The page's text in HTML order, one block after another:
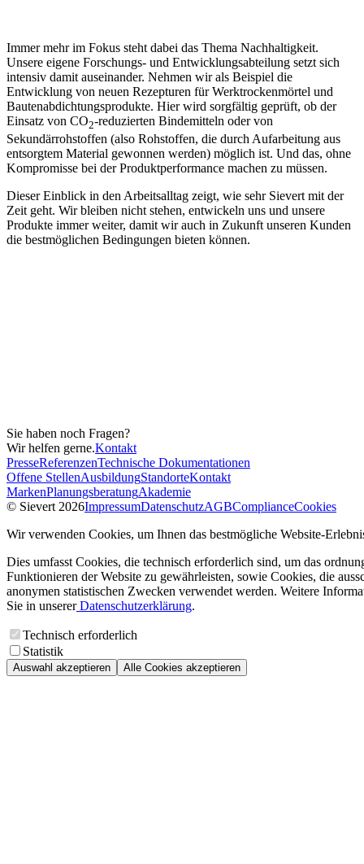
Immer mehr im Fokus steht dabei das Thema Nachhaltigkeit.
Unsere eigene Forschungs- und Entwicklungsabteilung setzt sich
intensiv damit auseinander. Nehmen wir als Beispiel die
Entwicklung von neuen Rezepturen für Werktrockenmörtel und
Bauten­abdichtungs­produkte. Hier wird sorgfältig geprüft, ob der
Einsatz von CO2-reduzierten Bindemitteln oder von
Sekundärrohstoffen (also Rohstoffen, die durch Aufarbeitung aus
entsorgtem Material gewonnen werden) möglich ist. Und das, ohne
Kompromisse bei der Produktperformance machen zu müssen.
Dieser Einblick in den Arbeitsalltag zeigt, wie sehr Sievert mit der
Zeit geht. Wir bleiben nicht stehen, entwickeln uns und unsere
Produkte immer weiter, damit wir auch in Zukunft unseren Kunden
die bestmöglichen Bedingungen bieten können.
Sie haben noch Fragen?
Wir helfen gerne.Kontakt
PresseReferenzenTechnische Dokumentationen
Offene StellenAusbildungStandorteKontakt
MarkenPlanungsberatungAkademie
© Sievert 2026ImpressumDatenschutzAGBComplianceCookies
Wir verwenden Cookies, um Ihnen das bestmögliche Website-
Dies umfasst Cookies, die technisch erforderlich sind, um das
Funktionieren der Website zu gewährleisten, sowie Cookies, die
anonymen statistischen Zwecken verwendet werden. Weitere
Sie in unsererDatenschutzerklärung.
Technisch erforderlich
Statistik
Auswahl akzeptieren Alle Cookies akzeptieren